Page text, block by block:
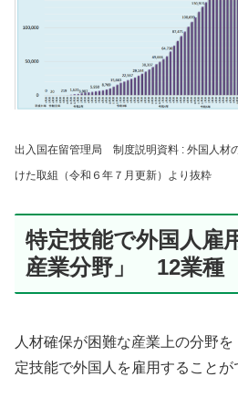
出入国在留管理局 制度説明資料 : 外国人材
けた取組（令和６年７月更新）より抜粋
特定技能で外国人雇
産業分野」 12業種
人材確保が困難な産業上の分野
定技能で外国人を雇用することが